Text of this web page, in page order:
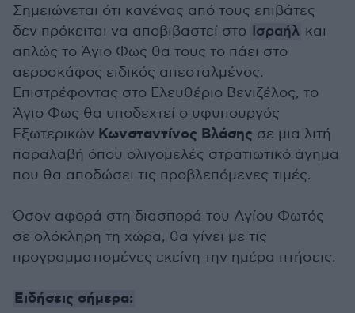
Σημειώνεται ότι κανένας από τους επιβάτες
δεν πρόκειται να αποβιβαστεί στο Ισραήλ και
απλώς το Άγιο Φως θα τους το πάει στο
αεροσκάφος ειδικός απεσταλμένος.
Επιστρέφοντας στο Ελευθέριο Βενιζέλος, το
Άγιο Φως θα υποδεχτεί ο υφυπουργός
Εξωτερικών Κωνσταντίνος Βλάσης σε μια λιτή
παραλαβή όπου ολιγομελές στρατιωτικό άγημα
που θα αποδώσει τις προβλεπόμενες τιμές.
Όσον αφορά στη διασπορά του Αγίου Φωτός
σε ολόκληρη τη χώρα, θα γίνει με τις
προγραμματισμένες εκείνη την ημέρα πτήσεις.
Ειδήσεις σήμερα: